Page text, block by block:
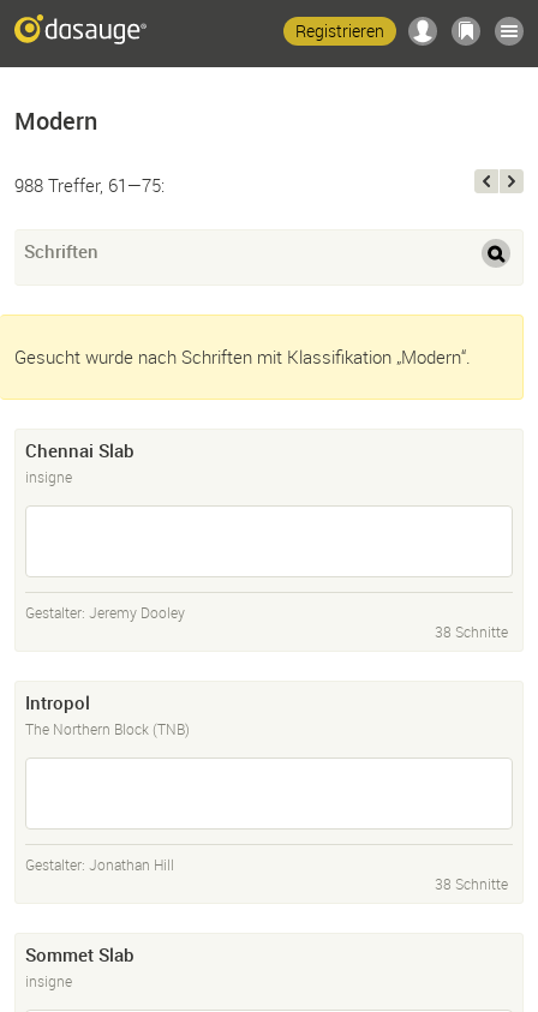
Registrieren
Modern
988 Treffer, 61—75:
Schriften
Gesucht wurde nach Schriften mit Klassifikation „Modern“.
Chennai Slab
insigne
Gestalter: Jeremy Dooley
38 Schnitte
Intropol
The Northern Block (TNB)
Gestalter: Jonathan Hill
38 Schnitte
Sommet Slab
insigne